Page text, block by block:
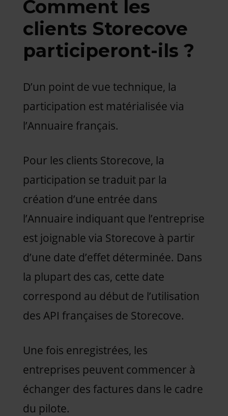
Comment les
clients Storecove
participeront-ils ?
D’un point de vue technique, la
participation est matérialisée via
l’Annuaire français.
Pour les clients Storecove, la
participation se traduit par la
création d’une entrée dans
l’Annuaire indiquant que l’entreprise
est joignable via Storecove à partir
d’une date d’effet déterminée. Dans
la plupart des cas, cette date
correspond au début de l’utilisation
des API françaises de Storecove.
Une fois enregistrées, les
entreprises peuvent commencer à
échanger des factures dans le cadre
du pilote.